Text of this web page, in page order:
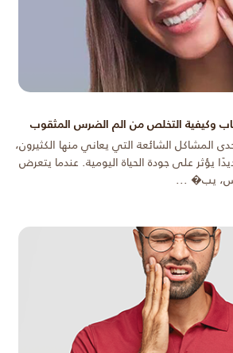
وكيفية التخلص من الم الضرس المثقوب
المشاكل الشائعة التي يعاني منها الكثيرون،
يؤثر على جودة الحياة اليومية. عندما يتعرض
يب� ...